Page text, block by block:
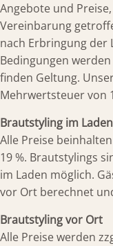
Angebote und
Vereinbarung
nach Erbringung der
Bedingungen
finden Geltung.
Mehrwertsteuer von
Brautstyling im Laden
Alle Preise
19 %. Brautstylings
im Laden möglich.
vor Ort berechnet
Brautstyling vor Ort
Alle Preise werden